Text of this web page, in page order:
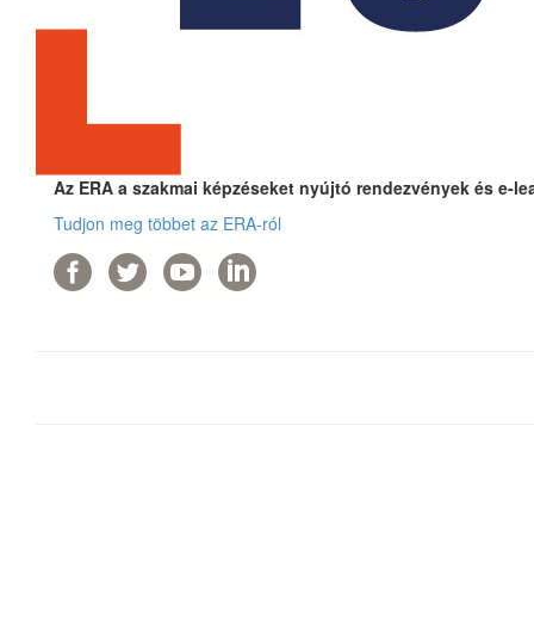
Az ERA a szakmai képzéseket nyújtó rendezvények és
Tudjon meg többet az ERA-ról